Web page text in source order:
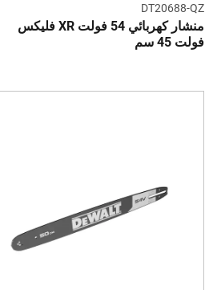
DT20688-QZ
منشار كهربائي 54 فولت XR فليكس
فولت 45 سم